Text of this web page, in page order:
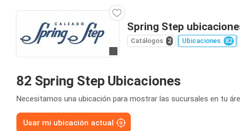
Spring Step
Catálogos 2 Ubicaciones 82
82 Spring Step Ubicaciones
Necesitamos una ubicación para mostrar las sucursales en tu
Usar mi ubicación actual